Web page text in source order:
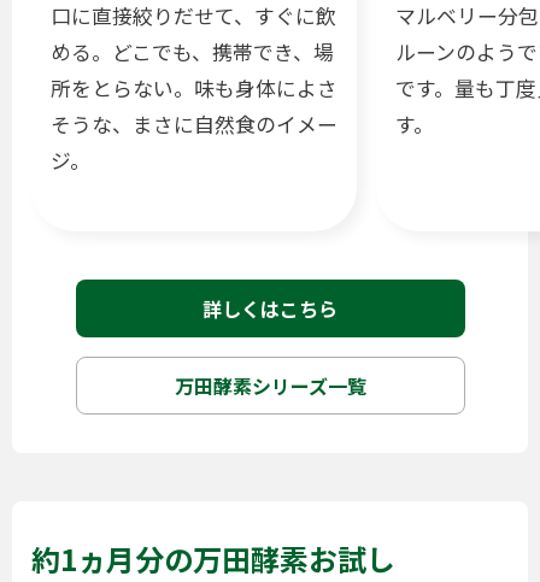
口に直接絞りだせて、すぐに飲
める。どこでも、携帯でき、場
所をとらない。味も身体によさ
そうな、まさに自然食のイメー
ジ。
マルベリー分
ルーンのよう
です。量も丁
す。
詳しくはこちら
万田酵素シリーズ一覧
約1ヵ月分の万田酵素お試し